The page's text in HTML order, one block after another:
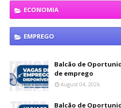
ECONOMIA
EMPREGO
Balcão de
de emprego
August 04, 2026
Balcão de